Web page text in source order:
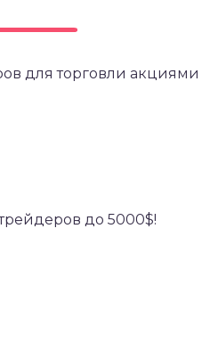
для торговли акциями
до 5000$!